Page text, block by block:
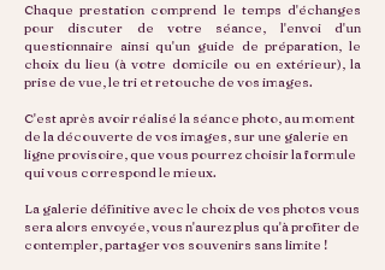
Chaque prestation comprend le temps d'échanges
pour discuter de votre séance, l'envoi d'un
questionnaire ainsi qu'un guide de préparation, le
choix du lieu (à votre domicile ou en extérieur), la
prise de vue, le tri et retouche de vos images.
C'est après avoir réalisé la séance photo, au moment
de la découverte de vos images, sur une galerie en
ligne provisoire, que vous pourrez choisir la formule
qui vous correspond le mieux.
La galerie définitive avec le choix de vos photos vous
sera alors envoyée, vous n'aurez plus qu'à profiter de
contempler, partager vos souvenirs sans limite !